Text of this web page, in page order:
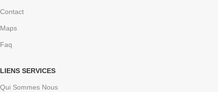
Contact
Maps
Faq
LIENS SERVICES
Qui Sommes Nous